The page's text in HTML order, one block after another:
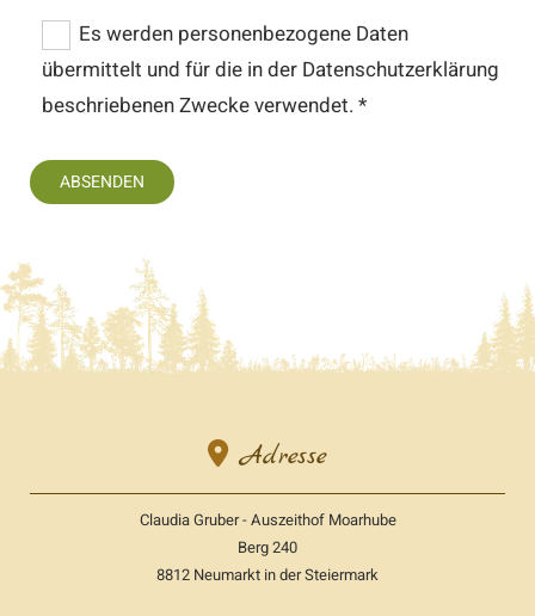
Es werden personenbezogene Daten
übermittelt und für die in der Datenschutzerklärung
beschriebenen Zwecke verwendet. *
Adresse
Claudia Gruber - Auszeithof Moarhube
Berg 240
8812 Neumarkt in der Steiermark